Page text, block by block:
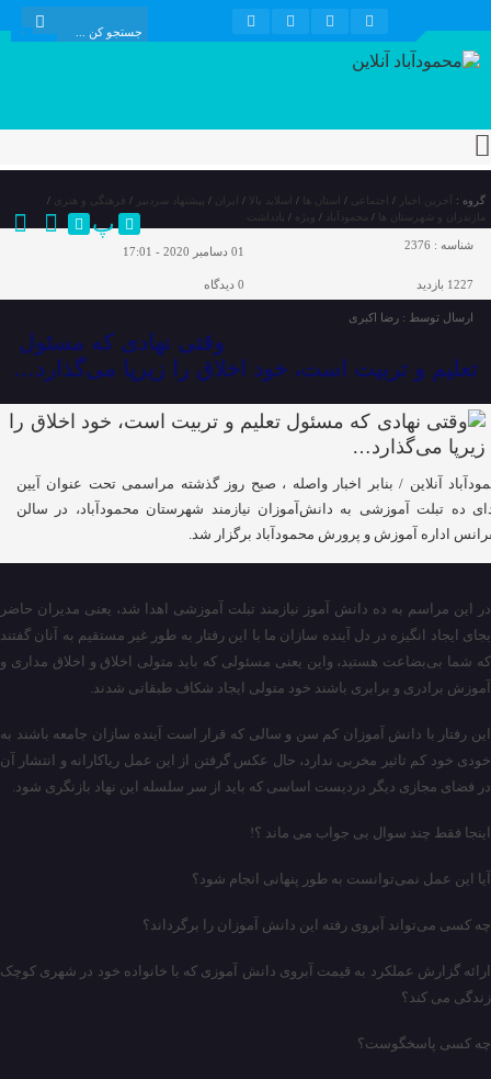
گروه : آخرین اخبار / اجتماعی / استان ها / اسلاید بالا /
/ پیشنهاد سردبیر / فرهنگی و هنری
/
مازندران و شهرستان ها
/ محمودآباد / ویژه / یادداشت پ
شناسه : 2376 01 دسامبر 2020 - 17:01
1227 بازدید 0 دیدگاه
ارسال توسط : رضا اکبری
وقتی نهادی که مسئول
تعلیم و تربیت است، خود اخلاق را زیرپا می‌گذارد…
آنلاین / بنابر اخبار واصله ، صبح روز گذشته مراسمی تحت عنوان آیین
ده تبلت آموزشی به دانش‌آموزان نیازمند شهرستان محمودآباد، در سالن
اداره آموزش و پرورش محمودآباد برگزار شد.
در این مراسم به ده دانش آموز نیازمند تبلت آموزشی اهدا شد، یعنی مدیران حاضر
بجای ایجاد انگیزه در دل آینده سازان ما با این رفتار به طور غیر مستقیم به آنان گفتند
که شما بی‌بضاعت هستید، واین یعنی مسئولی که باید متولی اخلاق و اخلاق مداری و
آموزش برادری و برابری باشند خود متولی ایجاد شکاف طبقاتی شدند.
این رفتار با دانش آموزان کم سن و سالی که قرار است آینده سازان جامعه باشند به
خودی خود کم تاثیر مخربی ندارد، حال عکس گرفتن از این عمل ریاکارانه و انتشار آن
در فضای مجازی دیگر دردیست اساسی که باید از سر سلسله این نهاد بازنگری شود.
اینجا فقط چند سوال بی جواب می ماند ؟!
آیا این عمل نمی‌توانست به طور پنهانی انجام شود؟
چه کسی می‌تواند آبروی رفته این دانش آموزان را برگرداند؟
ارائه گزارش عملکرد به قیمت آبروی دانش آموزی که با خانواده خود در شهری کوچک
زندگی می کند؟
چه کسی پاسخگوست؟